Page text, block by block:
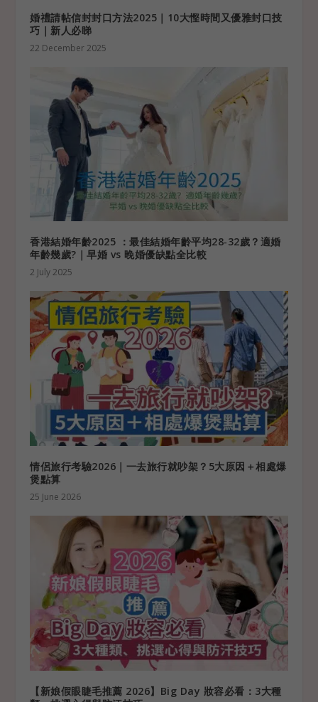
婚禮請帖信封封口方法2025｜10大慳時間又優雅封口技
巧｜新人必睇
22 December 2025
香港結婚年齡2025 ：最佳結婚年齡平均28‑32歲？適婚
年齡幾歲?｜早婚 vs 晚婚優缺點全比較
2 July 2025
情侶旅行考驗2026｜一去旅行就吵架？5大原因＋相處爆
煲點算
25 June 2026
【新娘假眼睫毛推薦 2026】Big Day 妝容必看：3大種